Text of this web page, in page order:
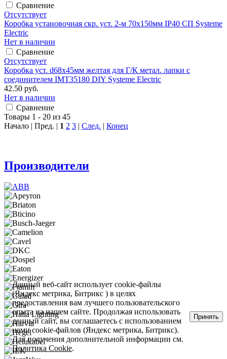
Сравнение
Отсутствует
Коробка установочная скр. уст. 2-м 70x150мм IP40 СП Systeme
Electric
Нет в наличии
Сравнение
Отсутствует
Коробка уст. d68х45мм желтая для Г/К метал. лапки с
соединителем IMT35180 DIY Systeme Electric
42.50 руб.
Нет в наличии
Сравнение
Товары 1 - 20 из 45
Начало | Пред. | 1 2 3 | След. | Конец
Производители
Данный веб-сайт использует cookie-файлы
(Яндекс метрика, Битрикс ) в целях
предоставления вам лучшего пользовательского
опыта на нашем сайте. Продолжая использовать
данный сайт, вы соглашаетесь с использованием
нами cookie-файлов (Яндекс метрика, Битрикс).
Для получения дополнительной информации см.
Политика Cookie.
Принять